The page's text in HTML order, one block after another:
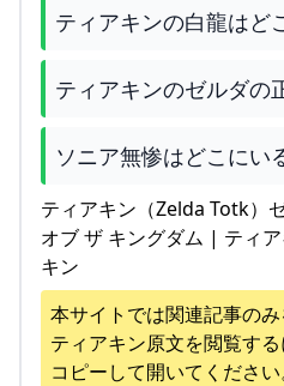
ティアキンの白龍はど
ティアキンのゼルダの
ソニア無惨はどこにい
ティアキン（Zelda Totk）
オブ ザ キングダム | ティ
キン
本サイトでは関連記事のみ
ティアキン原文を閲覧す
コピーして開いてください